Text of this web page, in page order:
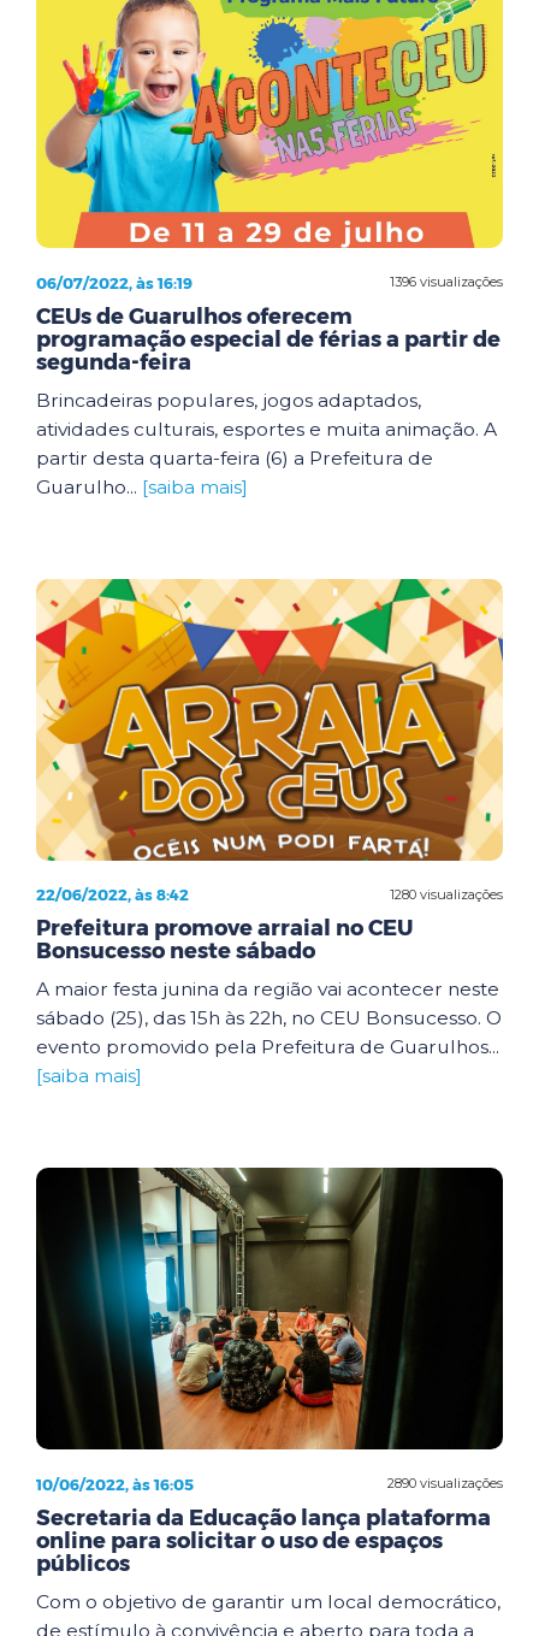
1396 visualizações
06/07/2022, às 16:19
CEUs de Guarulhos oferecem
programação especial de férias a partir de
segunda-feira
Brincadeiras populares, jogos adaptados,
atividades culturais, esportes e muita animação. A
partir desta quarta-feira (6) a Prefeitura de
Guarulho... [saiba mais]
1280 visualizações
22/06/2022, às 8:42
Prefeitura promove arraial no CEU
Bonsucesso neste sábado
A maior festa junina da região vai acontecer neste
sábado (25), das 15h às 22h, no CEU Bonsucesso. O
evento promovido pela Prefeitura de Guarulhos...
[saiba mais]
2890 visualizações
10/06/2022, às 16:05
Secretaria da Educação lança plataforma
online para solicitar o uso de espaços
públicos
Com o objetivo de garantir um local democrático,
de estímulo à convivência e aberto para toda a